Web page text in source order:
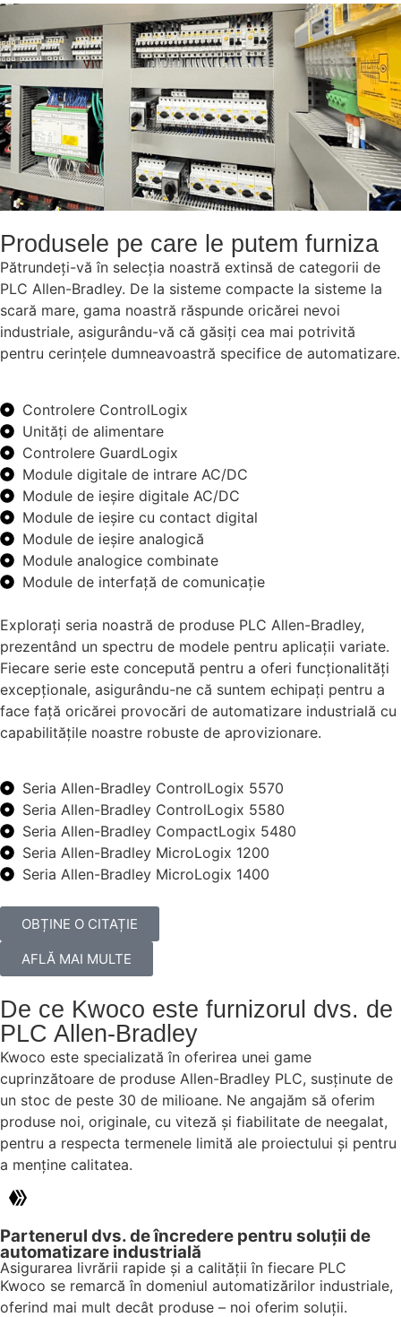
Produsele pe care le putem furniza
Pătrundeți-vă în selecția noastră extinsă de categorii de
PLC Allen-Bradley. De la sisteme compacte la sisteme la
scară mare, gama noastră răspunde oricărei nevoi
industriale, asigurându-vă că găsiți cea mai potrivită
pentru cerințele dumneavoastră specifice de automatizare.
Controlere ControlLogix
Unități de alimentare
Controlere GuardLogix
Module digitale de intrare AC/DC
Module de ieșire digitale AC/DC
Module de ieșire cu contact digital
Module de ieșire analogică
Module analogice combinate
Module de interfață de comunicație
Explorați seria noastră de produse PLC Allen-Bradley,
prezentând un spectru de modele pentru aplicații variate.
Fiecare serie este concepută pentru a oferi funcționalități
excepționale, asigurându-ne că suntem echipați pentru a
face față oricărei provocări de automatizare industrială cu
capabilitățile noastre robuste de aprovizionare.
Seria Allen-Bradley ControlLogix 5570
Seria Allen-Bradley ControlLogix 5580
Seria Allen-Bradley CompactLogix 5480
Seria Allen-Bradley MicroLogix 1200
Seria Allen-Bradley MicroLogix 1400
OBȚINE O CITAȚIE
AFLĂ MAI MULTE
De ce Kwoco este furnizorul dvs. de
PLC Allen-Bradley
Kwoco este specializată în oferirea unei game
cuprinzătoare de produse Allen-Bradley PLC, susținute de
un stoc de peste 30 de milioane. Ne angajăm să oferim
produse noi, originale, cu viteză și fiabilitate de neegalat,
pentru a respecta termenele limită ale proiectului și pentru
a menține calitatea.
Partenerul dvs. de încredere pentru soluții de
automatizare industrială
Asigurarea livrării rapide și a calității în fiecare PLC
Kwoco se remarcă în domeniul automatizărilor industriale,
oferind mai mult decât produse – noi oferim soluții.